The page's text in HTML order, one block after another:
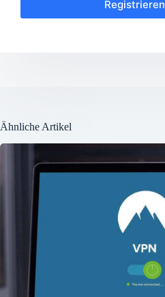
Registrieren
Ähnliche Artikel